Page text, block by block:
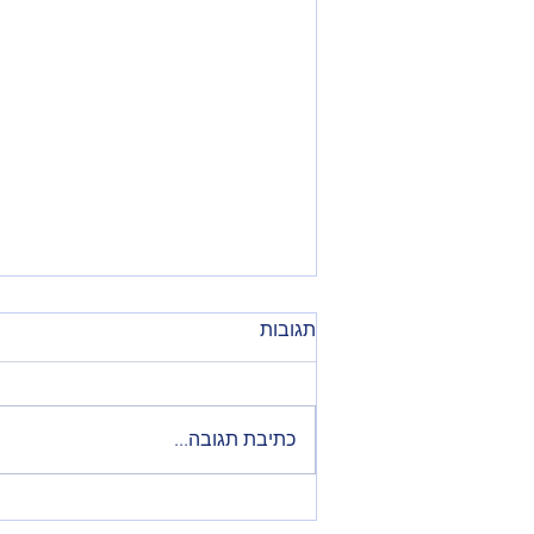
Is a professional human still
תגובות
כתיבת תגובה...